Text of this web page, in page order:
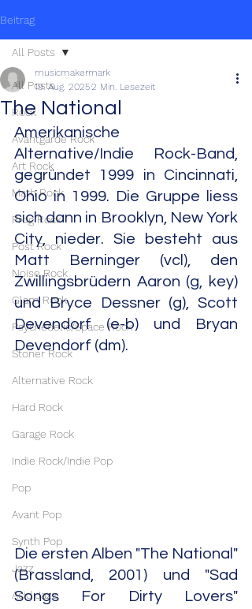
Beitrag
All Posts
Rock
Avantgarde Rock
Art Rock
Math Rock
Prog Rock
Post Rock
Noise Rock
Glam Rock
Psychedelic/Space Rock
Stoner Rock
Alternative Rock
Hard Rock
Garage Rock
Indie Rock/Indie Pop
Pop
Avant Pop
Synth Pop
Jazz
Acid Jazz
All Posts
The National
musicmakermark
19. Aug. 20252 Min. Lesezeit
Amerikanische
Alternative/Indie Rock-Band,
gegründet 1999 in Cincinnati,
Ohio in 1999. Die Gruppe liess
sich dann in Brooklyn, New York
City, nieder. Sie besteht aus
Matt Berninger (vcl), den
Zwillingsbrüdern Aaron (g, key)
und Bryce Dessner (g), Scott
Devendorf (e-b) und Bryan
Devendorf (dm).
Die ersten Alben "The National"
(Brassland, 2001) und "Sad
Songs For Dirty Lovers"